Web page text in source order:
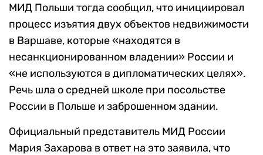
МИД Польши тогда сообщил, что инициировал
процесс изъятия двух объектов недвижимости
в Варшаве, которые «находятся в
несанкционированном владении» России и
«не используются в дипломатических целях».
Речь шла о средней школе при посольстве
России в Польше и заброшенном здании.
Официальный представитель МИД России
Мария Захарова в ответ на это заявила, что